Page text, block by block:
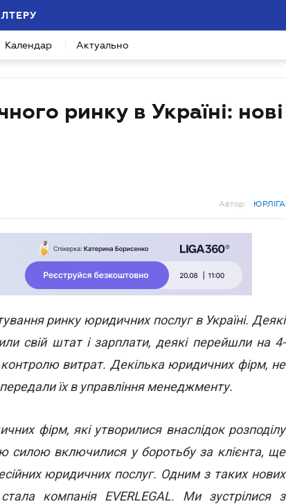
Календар Актуально
ринку в Україні: нові
Автор: ЮРЛІГА
ринку юридичних послуг в Україні. Деякі
свій штат і зарплати, деякі перейшли на 4-
витрат. Декілька юридичних фірм, не
їх в управління менеджменту.
фірм, які утворилися внаслідок розподілу
силою включилися у боротьбу за клієнта, ще
юридичних послуг. Одним з таких нових
компанія EVERLEGAL. Ми зустрілися з